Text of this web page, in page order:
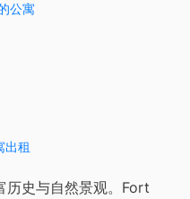
公寓
出租
历史与自然景观。Fort